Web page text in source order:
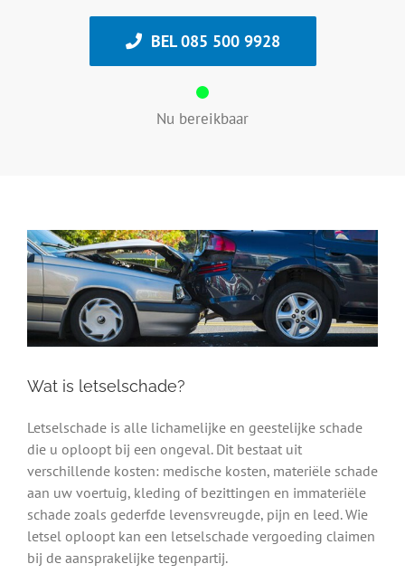
BEL 085 500 9928
Nu bereikbaar
Wat is letselschade?
Letselschade is alle lichamelijke en geestelijke schade
die u oploopt bij een ongeval. Dit bestaat uit
verschillende kosten: medische kosten, materiële schade
aan uw voertuig, kleding of bezittingen en immateriële
schade zoals gederfde levensvreugde, pijn en leed. Wie
letsel oploopt kan een letselschade vergoeding claimen
bij de aansprakelijke tegenpartij.